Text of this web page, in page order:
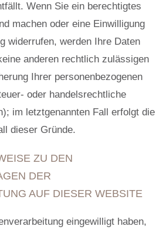
Wenn Sie ein berechtigtes
machen oder eine Einwilligung
widerrufen, werden Ihre Daten
anderen rechtlich zulässigen
Ihrer personenbezogenen
oder handelsrechtliche
im letztgenannten Fall erfolgt die
dieser Gründe.
ZU DEN
DER
AUF DIESER WEBSITE
eingewilligt haben,